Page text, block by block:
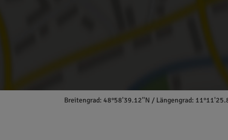
Breitengrad: 48°58'39.12''N / Längengrad: